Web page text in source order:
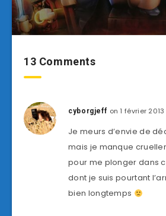
13 Comments
cyborgjeff on 1 février 2013
Je meurs d’envie de
mais je manque
pour me plonger dans
dont je suis pourtant
bien longtemps